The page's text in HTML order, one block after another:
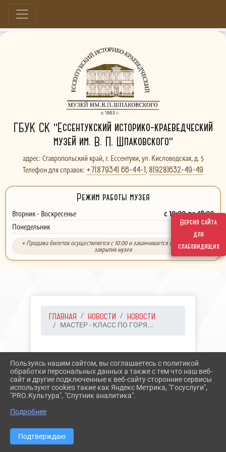
Версия сайта
для
слабовидящих
Больше, чем музей...
ГБУК СК "Ессентукский историко-краеведческий
музей им. В. П. Шпаковского"
адрес: Ставропольский край, г. Ессентуки, ул. Кисловодская, д. 5
Телефон для справок: +7(87934) 66-44-1,8(928)632-49-49
Режим работы музея
Вторник - Воскресенье с 10:00 до 18:00
Понедельник выходной
* Продажа билетов осуществляется с 10:00 и заканчивается за 30 минут до
закрытия музея
ГЛАВНАЯ НОВОСТИ НОВОСТИ
МАСТЕР - КЛАСС ПО ГОРЯ...
МАСТЕР - КЛАСС ПО
ГОРЯЧЕЙ ЭМАЛИ
"НОЧКА" ОТ ОЛЬГИ
Пользуясь нашим сайтом, вы соглашаетесь с политикой
обработки персональных данных а также с тем что наш веб-
сайт и другие подключенные к веб-сайту сторонние сервисы
используют cookies такие как Яндекс Метрика, "Госуслуги",
"PRO.Культура", "Спутник аналитика".
Подробнее
Подтверждаю